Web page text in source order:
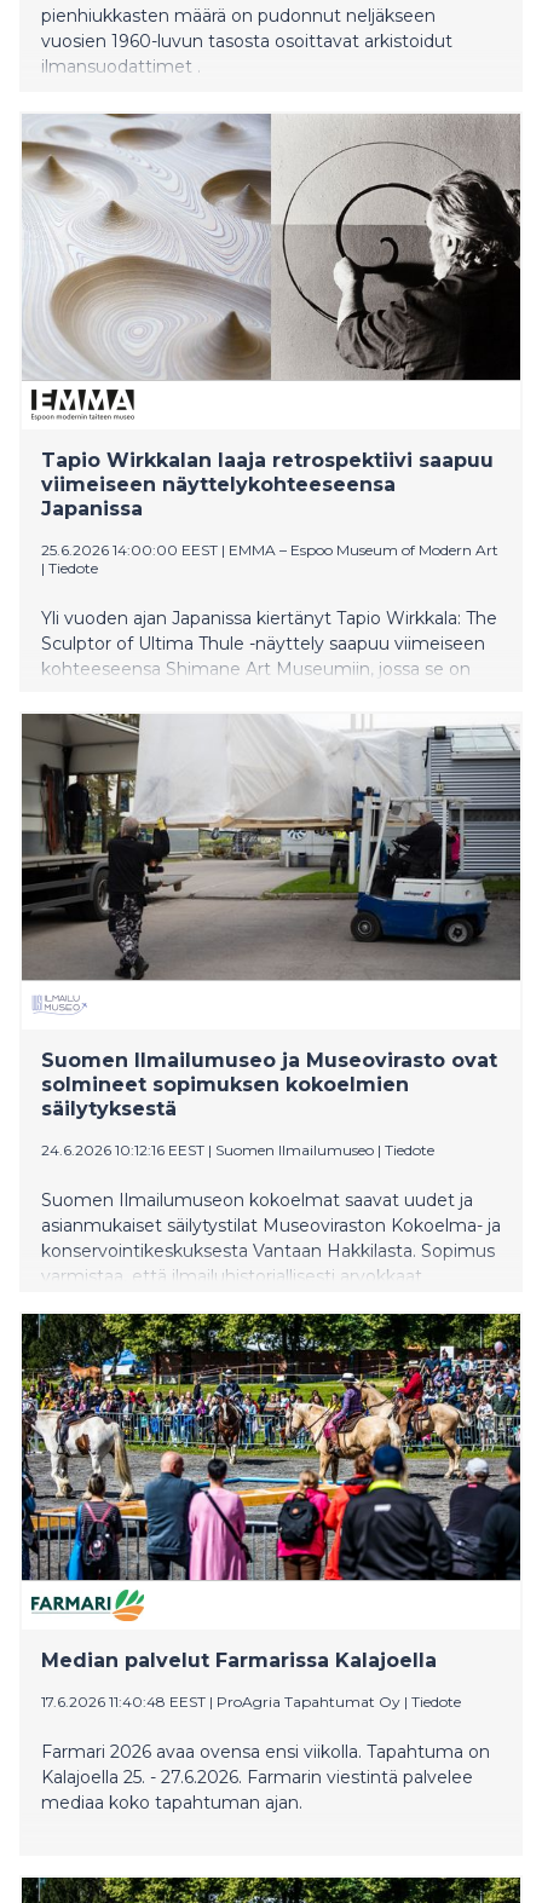
pienhiukkasten määrä on pudonnut neljäkseen
vuosien 1960-luvun tasosta osoittavat arkistoidut
ilmansuodattimet .
Tapio Wirkkalan laaja retrospektiivi saapuu
viimeiseen näyttelykohteeseensa
Japanissa
25.6.2026 14:00:00 EEST | EMMA – Espoo Museum of Modern Art
| Tiedote
Yli vuoden ajan Japanissa kiertänyt Tapio Wirkkala: The
Sculptor of Ultima Thule -näyttely saapuu viimeiseen
kohteeseensa Shimane Art Museumiin, jossa se on
Suomen Ilmailumuseo ja Museovirasto ovat
solmineet sopimuksen kokoelmien
säilytyksestä
24.6.2026 10:12:16 EEST | Suomen Ilmailumuseo | Tiedote
Suomen Ilmailumuseon kokoelmat saavat uudet ja
asianmukaiset säilytystilat Museoviraston Kokoelma- ja
konservointikeskuksesta Vantaan Hakkilasta. Sopimus
varmistaa, että ilmailuhistoriallisesti arvokkaat
jatkossa korkeatasoisiin säilytystiloihin, joissa niiden
pitkäaikainen säilyminen voidaan turvata parhaalla
mahdollisella tavalla.
Median palvelut Farmarissa Kalajoella
17.6.2026 11:40:48 EEST | ProAgria Tapahtumat Oy | Tiedote
Farmari 2026 avaa ovensa ensi viikolla. Tapahtuma on
Kalajoella 25. - 27.6.2026. Farmarin viestintä palvelee
mediaa koko tapahtuman ajan.